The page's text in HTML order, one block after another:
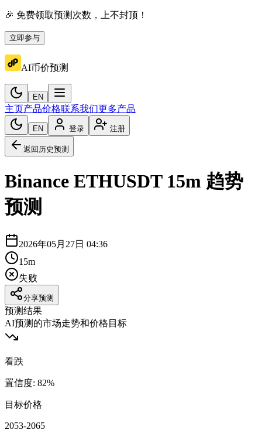
🎉 免费领取预测次数，上不封顶！
立即参与
AI币价预测
EN
主页产品价格联系我们更多产品
EN 登录 注册
返回历史预测
Binance ETHUSDT 15m 趋势
预测
2026年05月27日 04:36
15m
失败
分享预测
预测结果
AI预测的市场走势和价格目标
看跌
置信度: 82%
目标价格
2053-2065